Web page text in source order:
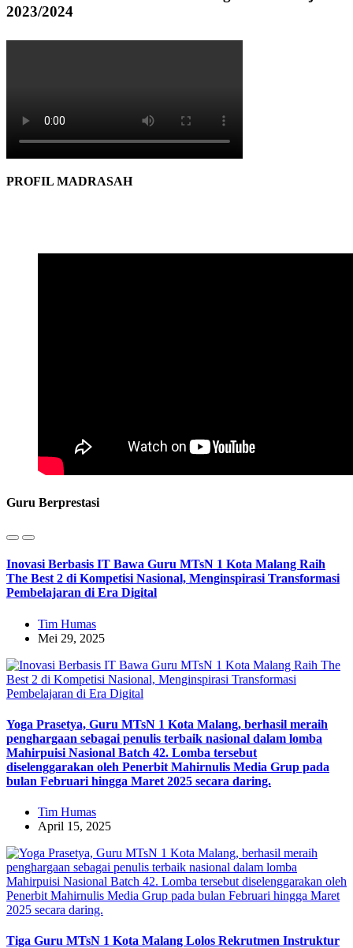
2023/2024
PROFIL MADRASAH
Guru Berprestasi
Inovasi Berbasis IT Bawa Guru MTsN 1 Kota Malang Raih
The Best 2 di Kompetisi Nasional, Menginspirasi Transformasi
Pembelajaran di Era Digital
Tim Humas
Mei 29, 2025
Yoga Prasetya, Guru MTsN 1 Kota Malang, berhasil meraih
penghargaan sebagai penulis terbaik nasional dalam lomba
Mahirpuisi Nasional Batch 42. Lomba tersebut
diselenggarakan oleh Penerbit Mahirnulis Media Grup pada
bulan Februari hingga Maret 2025 secara daring.
Tim Humas
April 15, 2025
Tiga Guru MTsN 1 Kota Malang Lolos Rekrutmen Instruktur